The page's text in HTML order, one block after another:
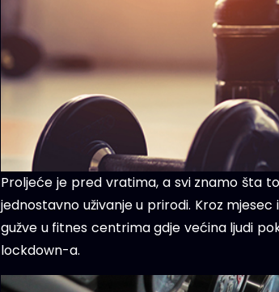
Proljeće je pred vratima, a svi znamo šta
jednostavno uživanje u prirodi. Kroz
gužve u fitnes centrima gdje većina ljudi
lockdown-a.